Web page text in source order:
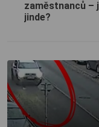
zaměstnanců –
jinde?